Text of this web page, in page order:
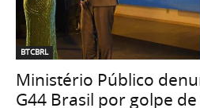
BTCBRL
Ministério Público
G44 Brasil por golpe